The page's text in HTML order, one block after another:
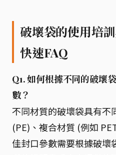
破壞袋的使用培
快速FAQ
Q1. 如何根據不同的破壞
數？
不同材質的破壞袋具有不
(PE)、複合材質 (例如
佳封口參數需要根據破壞